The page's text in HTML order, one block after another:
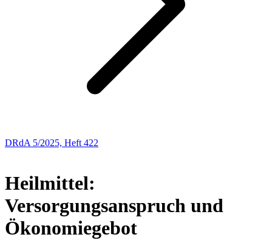
DRdA 5/2025, Heft 422
Heilmittel:
Versorgungsanspruch und
Ökonomiegebot